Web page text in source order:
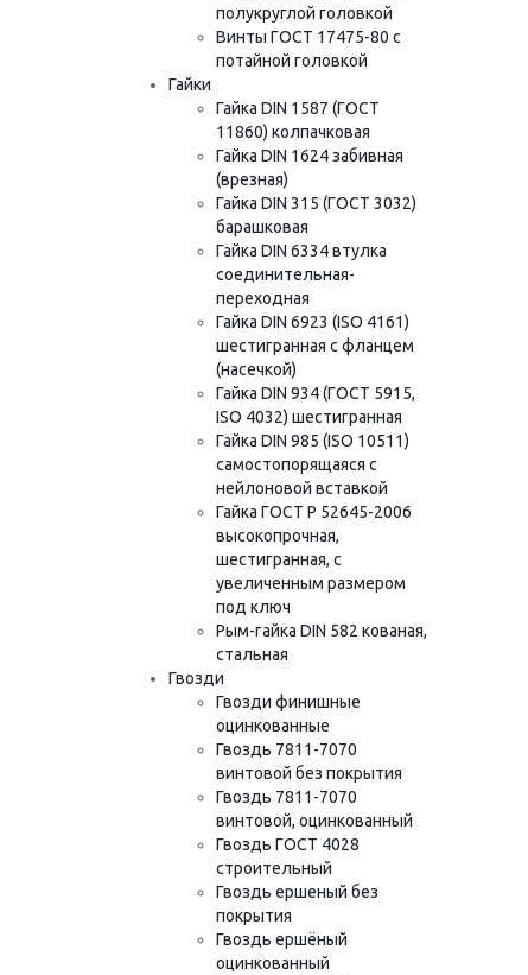
полукруглой головкой
Винты ГОСТ 17475-80 с
потайной головкой
Гайки
Гайка DIN 1587 (ГОСТ
11860) колпачковая
Гайка DIN 1624 забивная
(врезная)
Гайка DIN 315 (ГОСТ 3032)
барашковая
Гайка DIN 6334 втулка
соединительная-
переходная
Гайка DIN 6923 (ISO 4161)
шестигранная с фланцем
(насечкой)
Гайка DIN 934 (ГОСТ 5915,
ISO 4032) шестигранная
Гайка DIN 985 (ISO 10511)
самостопорящаяся с
нейлоновой вставкой
Гайка ГОСТ Р 52645-2006
высокопрочная,
шестигранная, с
увеличенным размером
под ключ
Рым-гайка DIN 582 кованая,
стальная
Гвозди
Гвозди финишные
оцинкованные
Гвоздь 7811-7070
винтовой без покрытия
Гвоздь 7811-7070
винтовой, оцинкованный
Гвоздь ГОСТ 4028
строительный
Гвоздь ершеный без
покрытия
Гвоздь ершёный
оцинкованный